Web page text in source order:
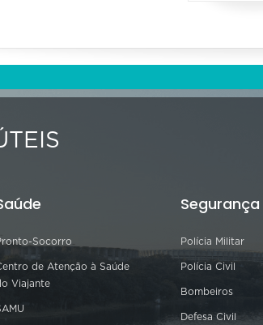
Socorro
de Atenção à Saúde
Viajante
Segurança
Polícia Militar
Polícia Civil
Bombeiros
Defesa Civil